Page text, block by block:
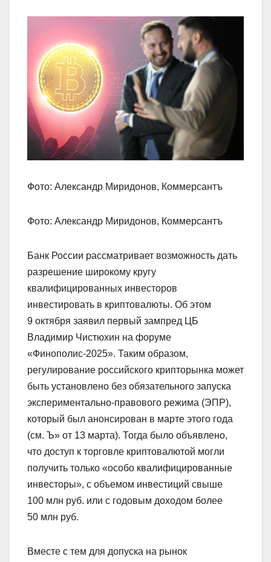
Фото: Александр Миридонов, Коммерсантъ
Фото: Александр Миридонов, Коммерсантъ
Банк России рассматривает возможность дать
разрешение широкому кругу
квалифицированных инвесторов
инвестировать в криптовалюты. Об этом
9 октября заявил первый зампред ЦБ
Владимир Чистюхин на форуме
«Финополис-2025». Таким образом,
регулирование российского крипторынка может
быть установлено без обязательного запуска
экспериментально-правового режима (ЭПР),
который был анонсирован в марте этого года
(см. Ъ» от 13 марта). Тогда было объявлено,
что доступ к торговле криптовалютой могли
получить только «особо квалифицированные
инвесторы», с объемом инвестиций свыше
100 млн руб. или с годовым доходом более
50 млн руб.
Вместе с тем для допуска на рынок